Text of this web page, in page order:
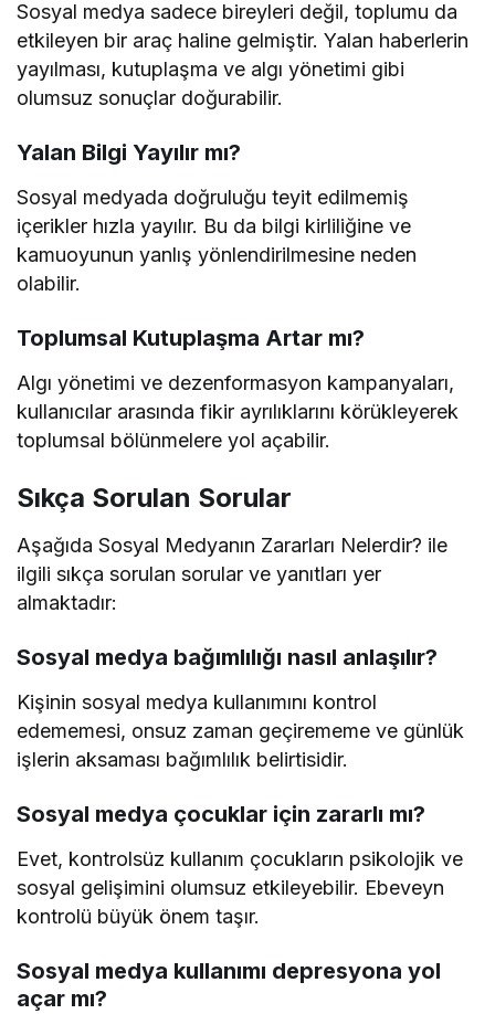
Sosyal medya sadece bireyleri değil, toplumu da
etkileyen bir araç haline gelmiştir. Yalan haberlerin
yayılması, kutuplaşma ve algı yönetimi gibi
olumsuz sonuçlar doğurabilir.
Yalan Bilgi Yayılır mı?
Sosyal medyada doğruluğu teyit edilmemiş
içerikler hızla yayılır. Bu da bilgi kirliliğine ve
kamuoyunun yanlış yönlendirilmesine neden
olabilir.
Toplumsal Kutuplaşma Artar mı?
Algı yönetimi ve dezenformasyon kampanyaları,
kullanıcılar arasında fikir ayrılıklarını körükleyerek
toplumsal bölünmelere yol açabilir.
Sıkça Sorulan Sorular
Aşağıda Sosyal Medyanın Zararları Nelerdir? ile
ilgili sıkça sorulan sorular ve yanıtları yer
almaktadır:
Sosyal medya bağımlılığı nasıl anlaşılır?
Kişinin sosyal medya kullanımını kontrol
edememesi, onsuz zaman geçirememe ve günlük
işlerin aksaması bağımlılık belirtisidir.
Sosyal medya çocuklar için zararlı mı?
Evet, kontrolsüz kullanım çocukların psikolojik ve
sosyal gelişimini olumsuz etkileyebilir. Ebeveyn
kontrolü büyük önem taşır.
Sosyal medya kullanımı depresyona yol
açar mı?